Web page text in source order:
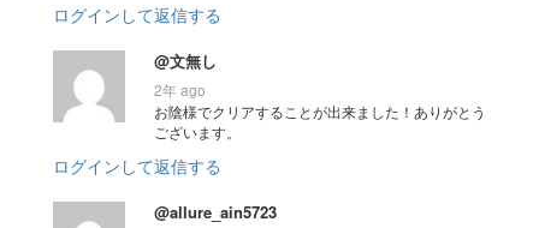
ログインして返信する
@文無し
2年 ago
お陰様でクリアすることが出来ました！ありがとう
ございます。
ログインして返信する
@allure_ain5723